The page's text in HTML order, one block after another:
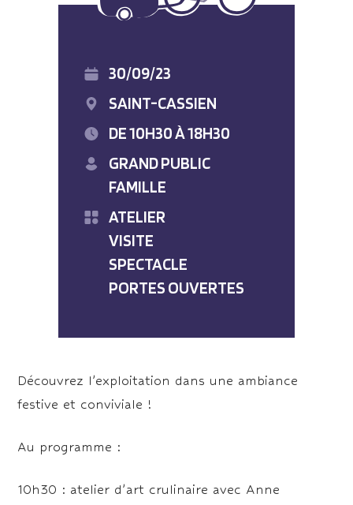
Découvrez l’exploitation dans une ambiance
festive et conviviale !
Au programme :
10h30 : atelier d’art crulinaire avec Anne
30/09/23
SAINT-CASSIEN
DE 10H30 À 18H30
GRAND PUBLIC
FAMILLE
ATELIER
VISITE
SPECTACLE
PORTES OUVERTES